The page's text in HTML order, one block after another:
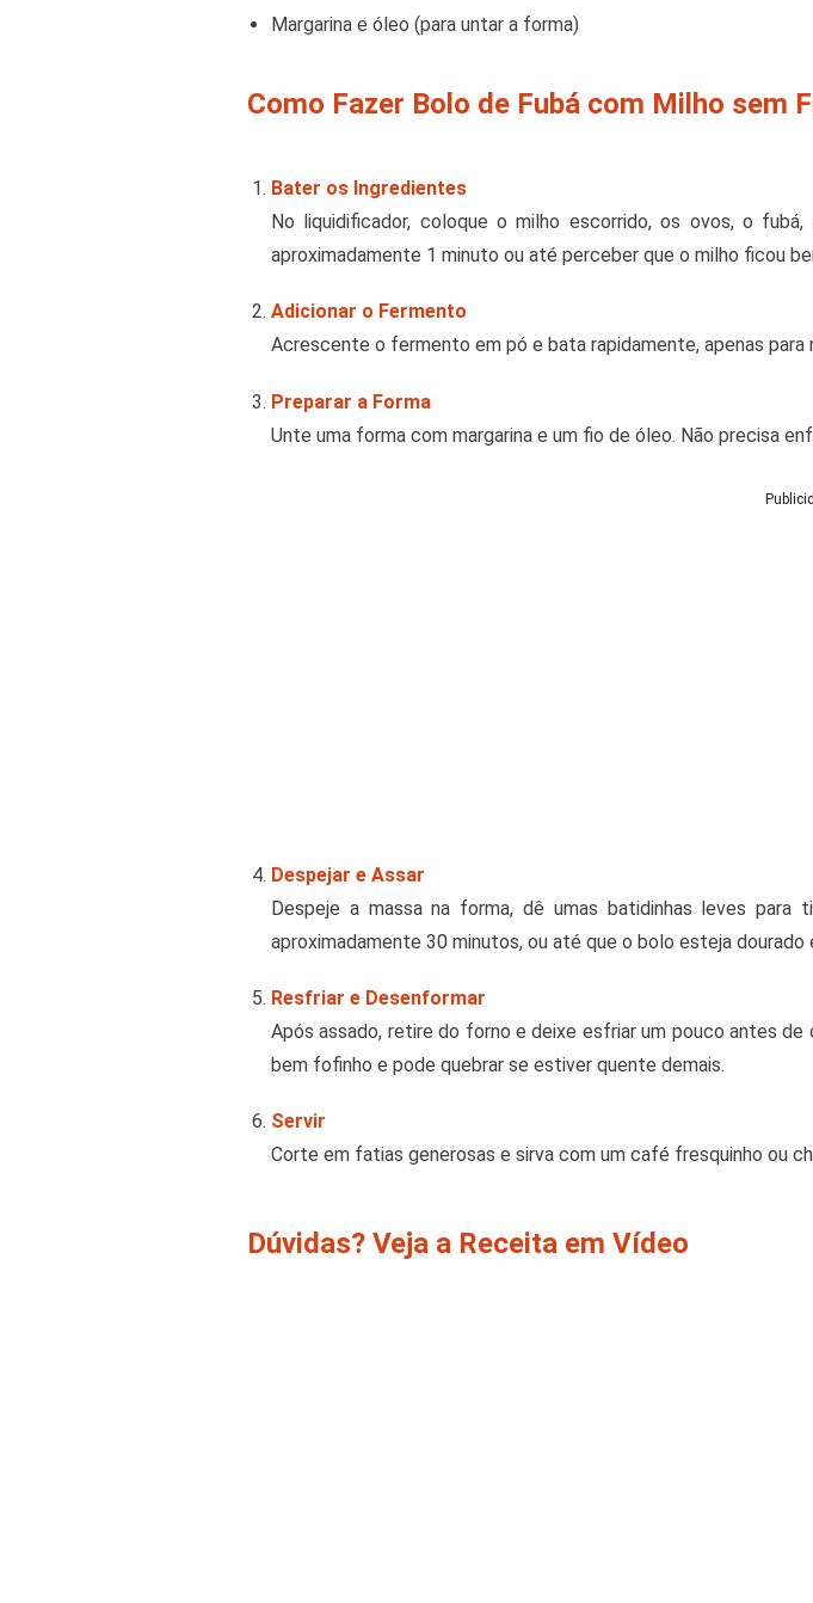
Margarina e óleo (para untar a forma)
Como Fazer Bolo de Fubá com Milho sem
Bater os Ingredientes
No liquidificador, coloque o milho escorrido, os ovos, o
aproximadamente 1 minuto ou até perceber que o milho ficou
Adicionar o Fermento
Acrescente o fermento em pó e bata rapidamente, apenas para
Preparar a Forma
Unte uma forma com margarina e um fio de óleo. Não precisa
Despejar e Assar
Despeje a massa na forma, dê umas batidinhas leves
aproximadamente 30 minutos, ou até que o bolo esteja
Resfriar e Desenformar
Após assado, retire do forno e deixe esfriar um pouco antes
bem fofinho e pode quebrar se estiver quente demais.
Servir
Corte em fatias generosas e sirva com um café fresquinho ou
Dúvidas? Veja a Receita em Vídeo